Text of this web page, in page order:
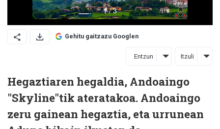
Gehitu gaitzazu Googlen
Entzun Itzuli
Hegaztiaren hegaldia, Andoaingo
"Skyline"tik ateratakoa. Andoaingo
zeru gainean hegaztia, eta urrunean